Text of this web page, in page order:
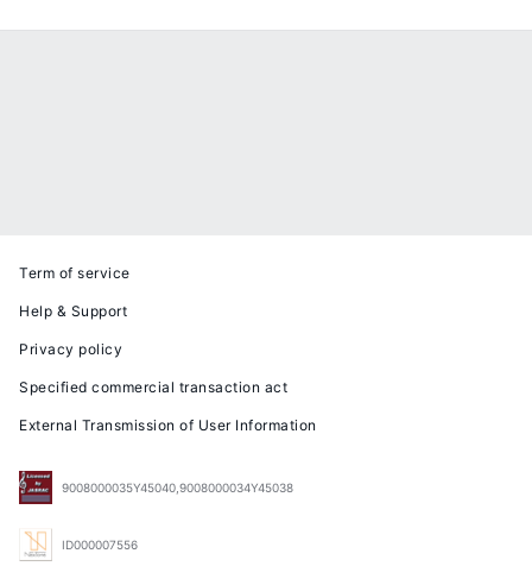
Term of service
Help & Support
Privacy policy
Specified commercial transaction act
External Transmission of User Information
9008000035Y45040,9008000034Y45038
ID000007556